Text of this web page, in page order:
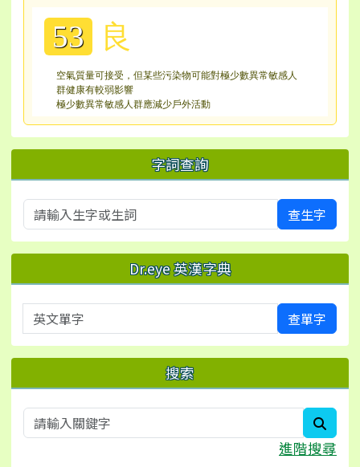
53 良
空氣質量可接受，但某些污染物可能對極少數異常敏感人
群健康有較弱影響
極少數異常敏感人群應減少戶外活動
字詞查詢
查生字
Dr.eye 英漢字典
英文單字 查單字
搜索
進階搜尋